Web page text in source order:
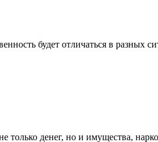
будет отличаться в разных
только денег, но и имущества,